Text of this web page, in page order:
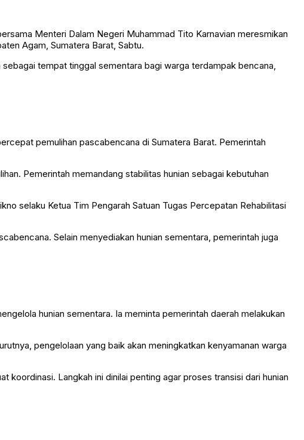
Menteri Dalam Negeri Muhammad Tito Karnavian meresmikan
Agam, Sumatera Barat, Sabtu.
tempat tinggal sementara bagi warga terdampak bencana,
pemulihan pascabencana di Sumatera Barat. Pemerintah
Pemerintah memandang stabilitas hunian sebagai kebutuhan
selaku Ketua Tim Pengarah Satuan Tugas Percepatan Rehabilitasi
Selain menyediakan hunian sementara, pemerintah juga
hunian sementara. Ia meminta pemerintah daerah melakukan
pengelolaan yang baik akan meningkatkan kenyamanan warga
Langkah ini dinilai penting agar proses transisi dari hunian